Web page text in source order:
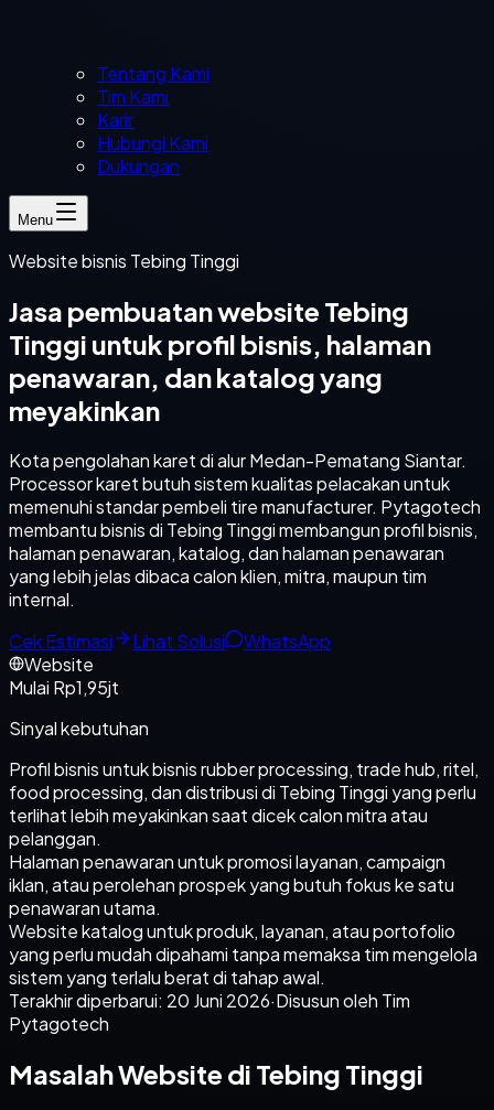
Tentang Kami
Tim Kami
Karir
Hubungi Kami
Dukungan
Menu
Website bisnis Tebing Tinggi
Jasa pembuatan website Tebing
Tinggi untuk profil bisnis, halaman
penawaran, dan katalog yang
meyakinkan
Kota pengolahan karet di alur Medan-Pematang Siantar.
Processor karet butuh sistem kualitas pelacakan untuk
memenuhi standar pembeli tire manufacturer. Pytagotech
membantu bisnis di Tebing Tinggi membangun profil bisnis,
halaman penawaran, katalog, dan halaman penawaran
yang lebih jelas dibaca calon klien, mitra, maupun tim
internal.
Cek Estimasi
Lihat Solusi
WhatsApp
Website
Mulai Rp1,95jt
Sinyal kebutuhan
Profil bisnis untuk bisnis rubber processing, trade hub, ritel,
food processing, dan distribusi di Tebing Tinggi yang perlu
terlihat lebih meyakinkan saat dicek calon mitra atau
pelanggan.
Halaman penawaran untuk promosi layanan, campaign
iklan, atau perolehan prospek yang butuh fokus ke satu
penawaran utama.
Website katalog untuk produk, layanan, atau portofolio
yang perlu mudah dipahami tanpa memaksa tim mengelola
sistem yang terlalu berat di tahap awal.
Terakhir diperbarui: 20 Juni 2026·Disusun oleh Tim
Pytagotech
Masalah Website di Tebing Tinggi